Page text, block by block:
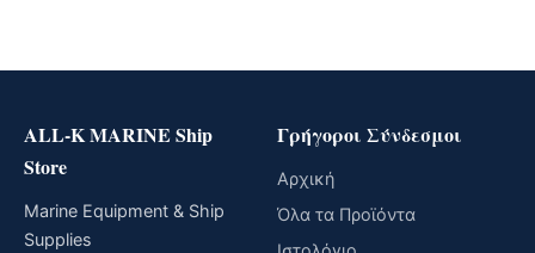
ALL-K MARINE Ship
Store
Marine Equipment & Ship
Supplies
Γρήγοροι Σύνδεσμοι
Αρχική
Όλα τα Προϊόντα